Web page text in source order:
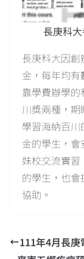
長庚科
長庚科大因
金，每年均
靠學費辦學
川獎兩種，期
學習海納百
金的學生，
妹校交流實
的學生，也
協助。
111年4月長